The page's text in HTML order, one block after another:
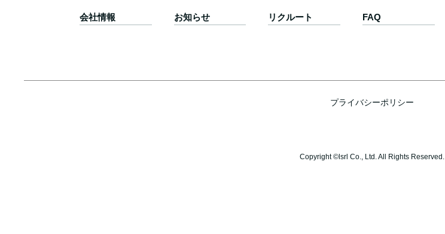
会社情報 お知らせ リクルート FAQ
プライバシーポリシー
Copyright ©lsrl Co., Ltd. All Rights Reserved.